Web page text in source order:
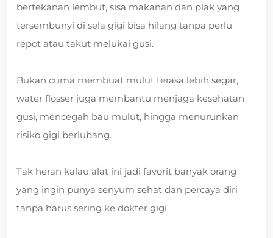
bertekanan lembut, sisa makanan dan plak yang
tersembunyi di sela gigi bisa hilang tanpa perlu
repot atau takut melukai gusi.
Bukan cuma membuat mulut terasa lebih segar,
water flosser juga membantu menjaga kesehatan
gusi, mencegah bau mulut, hingga menurunkan
risiko gigi berlubang.
Tak heran kalau alat ini jadi favorit banyak orang
yang ingin punya senyum sehat dan percaya diri
tanpa harus sering ke dokter gigi.